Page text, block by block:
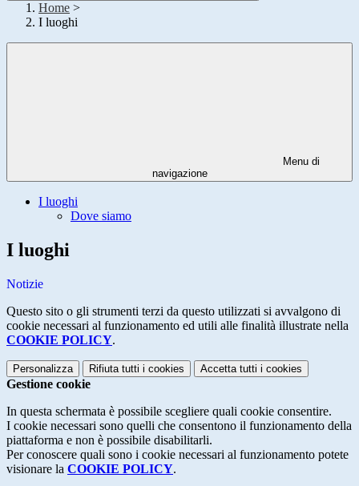
Home >
I luoghi
Menu di
navigazione
I luoghi
Dove siamo
I luoghi
Notizie
Questo sito o gli strumenti terzi da questo utilizzati si avvalgono di
cookie necessari al funzionamento ed utili alle finalità illustrate nella
COOKIE POLICY.
Personalizza Rifiuta tutti i cookies Accetta tutti i cookies
Gestione cookie
In questa schermata è possibile scegliere quali cookie consentire.
I cookie necessari sono quelli che consentono il funzionamento della
piattaforma e non è possibile disabilitarli.
Per conoscere quali sono i cookie necessari al funzionamento potete
visionare la COOKIE POLICY.